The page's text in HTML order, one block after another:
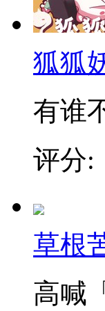
狐狐
有谁
评分:
草根
高喊